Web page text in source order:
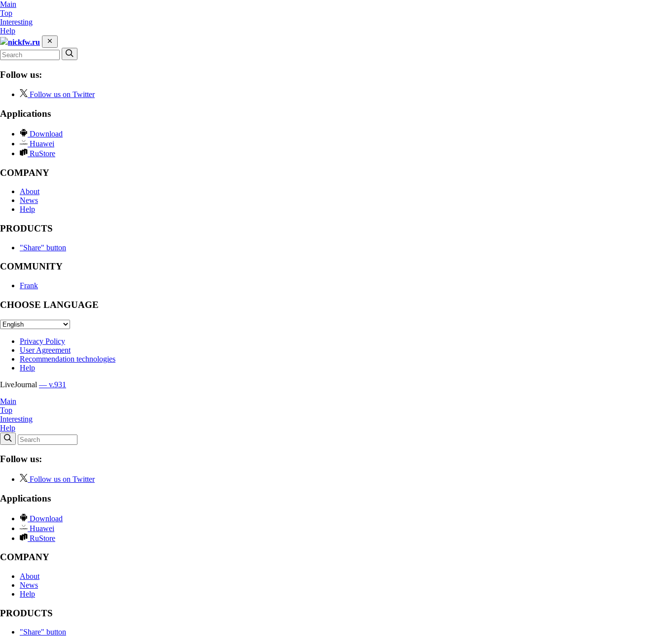
Main
Top
Interesting
Help
nickfw.ru
Follow us:
Follow us on Twitter
Applications
Download
Huawei
RuStore
COMPANY
About
News
Help
PRODUCTS
"Share" button
COMMUNITY
Frank
CHOOSE LANGUAGE
Privacy Policy
User Agreement
Recommendation technologies
Help
LiveJournal — v.931
Main
Top
Interesting
Help
Follow us:
Follow us on Twitter
Applications
Download
Huawei
RuStore
COMPANY
About
News
Help
PRODUCTS
"Share" button